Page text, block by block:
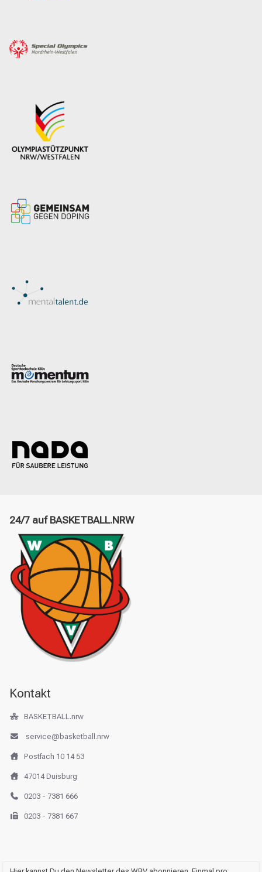
24/7 auf BASKETBALL.NRW
Kontakt
BASKETBALL.nrw
service@basketball.nrw
Postfach 10 14 53
47014 Duisburg
0203 - 7381 666
0203 - 7381 667